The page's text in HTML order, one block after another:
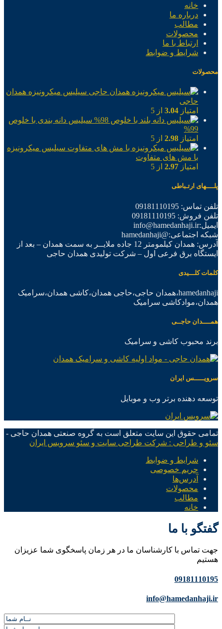
خانه
درباره ما
مطالب
محصولات
ارتباط با ما
شرایط و ضوابط
محصولات
سیلیس میکرونیزه همدان
حاجی
امتیاز 3.04 از 5
سیلیس دانه بندی با خلوص
99%
امتیاز 2.98 از 5
سیلیس میکرونیزه
با مش های متفاوت
امتیاز 2.97 از 5
پلــــهای ارتـباطی
تلفن تماس: 09181110195
تلفن فروش: 09181110195
ایمیل:info@hamedanhaji.ir
شبکه اجتماعی:@hamedanhaji
آدرس: همدان کیلمومتر 12 جاده ملایــر به سمت همدان – بعد از
ایستگاه برق فرعی اول – شرکت تولیدی همدان حاجی
کلمات کلـــیدی
hamedanhaji،همدان حاجی،حاجی همدان،کاشی همدان،سرامیک
همدان،موادکاشی سرامیک
همــــدان حاجــی
برند محبوب کاشی و سرامیک
سرویـــــس ایران
توسعه دهنده برتر وب و موبایل
تمامی حقوق این سایت متعلق است به گروه صنعتی همدان حاجی -
سئو و طراحی : شرکت طراحی سایت و سئو سرویس ایران
شرایط و ضوابط
حریم خصوصی
آدرس‌ها
محصولات
مطالب
خانه
گفتگو با ما
جهت تماس با کارشناسان ما در هر زمان پاسخگوی شما عزیزان
هستیم
09181110195
info@hamedanhaji.ir